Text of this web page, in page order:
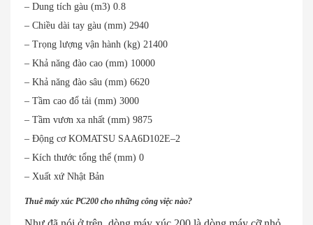
– Dung tích gàu (m3) 0.8
– Chiều dài tay gàu (mm) 2940
– Trọng lượng vận hành (kg) 21400
– Khả năng đào cao (mm) 10000
– Khả năng đào sâu (mm) 6620
– Tầm cao đổ tải (mm) 3000
– Tầm vươn xa nhất (mm) 9875
– Động cơ KOMATSU SAA6D102E–2
– Kích thước tổng thể (mm) 0
– Xuất xứ Nhật Bản
Thuê máy xúc PC200 cho những công việc nào?